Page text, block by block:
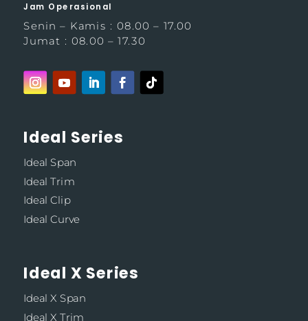
Jam Operasional
Senin – Kamis : 08.00 – 17.00
Jumat : 08.00 – 17.30
Ideal Series
Ideal Span
Ideal Trim
Ideal Clip
Ideal Curve
Ideal X Series
Ideal X Span
Ideal X Trim